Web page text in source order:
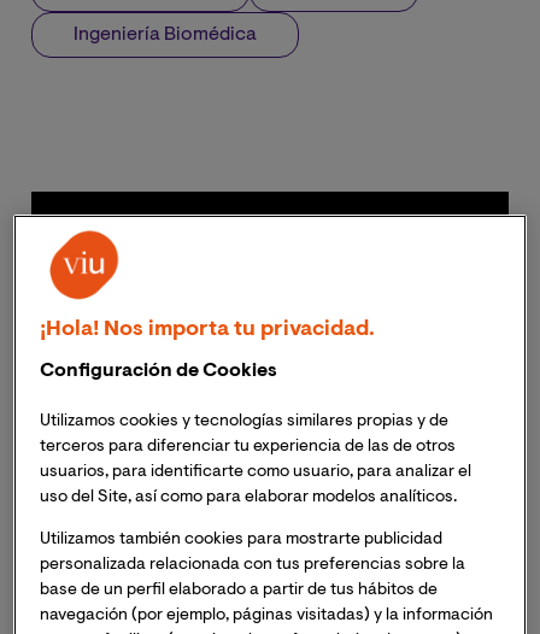
Ingeniería Biomédica
La Escuela Superior de Ciencia y Tecnología (ESICT) de
¡Hola! Nos importa tu privacidad.
Configuración de Cookies
Utilizamos cookies y tecnologías similares propias y de
terceros para diferenciar tu experiencia de las de otros
usuarios, para identificarte como usuario, para analizar el
uso del Site, así como para elaborar modelos analíticos.
Utilizamos también cookies para mostrarte publicidad
personalizada relacionada con tus preferencias sobre la
base de un perfil elaborado a partir de tus hábitos de
navegación (por ejemplo, páginas visitadas) y la información